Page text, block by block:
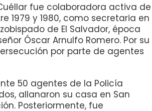
fue colaboradora activa de
1979 y 1980, como secretaria en
de El Salvador, época
Óscar Arnulfo Romero. Por su
por parte de agentes
50 agentes de la Policía
allanaron su casa en San
Posteriormente, fue